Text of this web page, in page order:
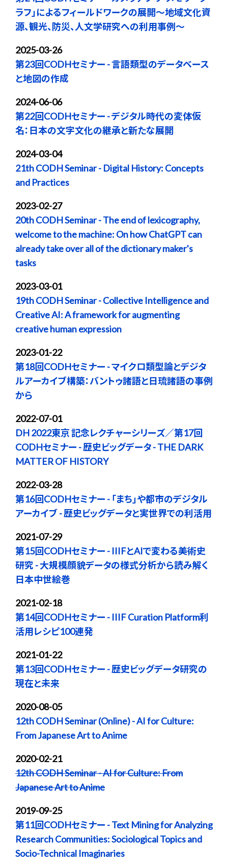
ラフ」によるフィールドワークの展開〜地域文化資
源、観光、防災、人文学研究への利用事例〜
2025-03-26
第23回CODHセミナー - 言語類型のデータベース
と地図の作成
2024-06-06
第22回CODHセミナー - デジタル時代の変体仮
名：日本の文字文化の継承と新たな展開
2024-03-04
21th CODH Seminar - Digital History: Concepts
and Practices
2023-02-27
20th CODH Seminar - The end of lexicography,
welcome to the machine: On how ChatGPT can
already take over all of the dictionary maker's
tasks
2023-03-01
19th CODH Seminar - Collective Intelligence and
Creative AI: A framework for augmenting
creative human expression
2023-01-22
第18回CODHセミナー - マイクロ類型論とデジタ
ルアーカイブ構築：バントゥ諸語と日琉諸語の事例
から
2022-07-01
DH 2022東京 記念レクチャーシリーズ／第17回
CODHセミナー - 歴史ビッグデータ - THE DARK
MATTER OF HISTORY
2022-03-28
第16回CODHセミナー - 「まち」や都市のデジタル
アーカイブ - 歴史ビッグデータと実世界での利活用
2021-07-29
第15回CODHセミナー - IIIFとAIで変わる美術史
研究 - 大規模顔貌データの様式分析から読み解く
日本中世絵巻
2021-02-18
第14回CODHセミナー - IIIF Curation Platform利
活用レシピ100連発
2021-01-22
第13回CODHセミナー - 歴史ビッグデータ研究の
現在と未来
2020-08-05
12th CODH Seminar (Online) - AI for Culture:
From Japanese Art to Anime
2020-02-21
12th CODH Seminar - AI for Culture: From
Japanese Art to Anime
2019-09-25
第11回CODHセミナー - Text Mining for Analyzing
Research Communities: Sociological Topics and
Socio-Technical Imaginaries